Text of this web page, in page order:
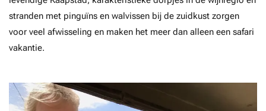
stranden met pinguïns en walvissen bij de zuidkust zorgen
voor veel afwisseling en maken het meer dan alleen een safari
vakantie.